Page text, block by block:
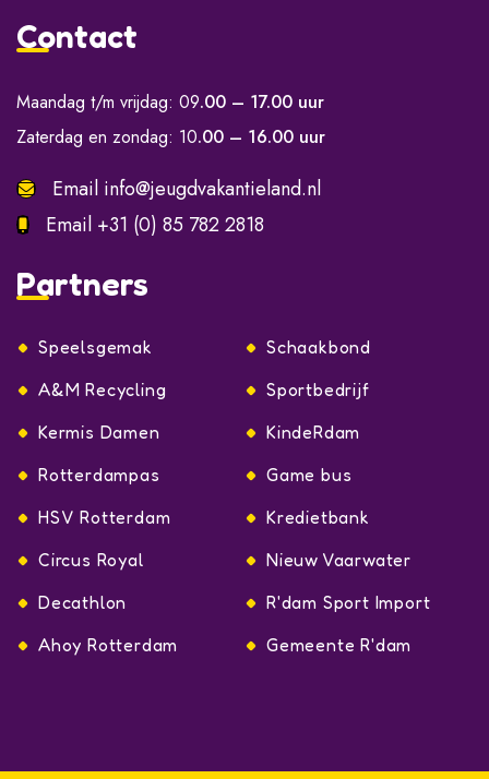
Contact
Maandag t/m vrijdag: 09.00 – 17.00 uur
Zaterdag en zondag: 10.00 – 16.00 uur
Email info@jeugdvakantieland.nl
Email +31 (0) 85 782 2818
Partners
Speelsgemak
Schaakbond
A&M Recycling
Sportbedrijf
Kermis Damen
KindeRdam
Rotterdampas
Game bus
HSV Rotterdam
Kredietbank
Circus Royal
Nieuw Vaarwater
Decathlon
R'dam Sport Import
Ahoy Rotterdam
Gemeente R'dam